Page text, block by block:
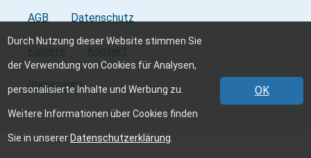
AGB Datenschutz
Impressum
Durch Nutzung dieser Website stimmen Sie
der Verwendung von Cookies für Analysen,
personalisierte Inhalte und Werbung zu.
Weitere Informationen über Cookies finden
Sie in unserer Datenschutzerklärung
OK